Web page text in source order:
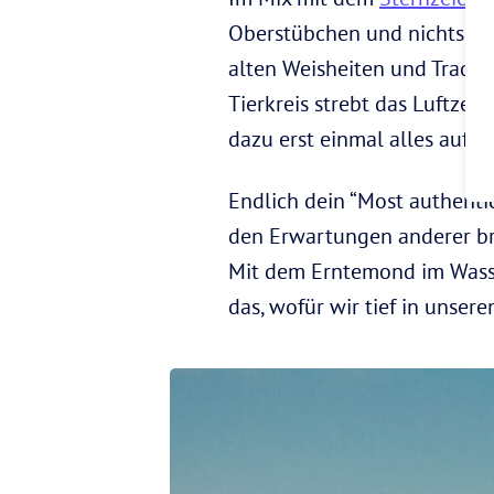
Oberstübchen und nichts
alten Weisheiten und
Tierkreis strebt das
dazu erst einmal alles auf
Endlich dein “Most
den Erwartungen anderer
Mit dem Erntemond im
das, wofür wir tief in